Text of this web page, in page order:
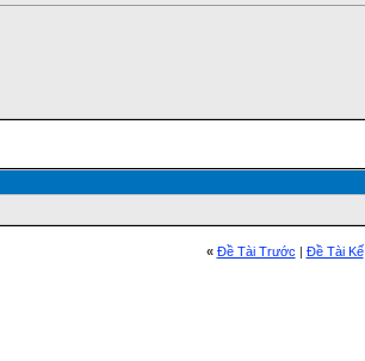
« Ðề Tài Trước | Ðề Tài Kế